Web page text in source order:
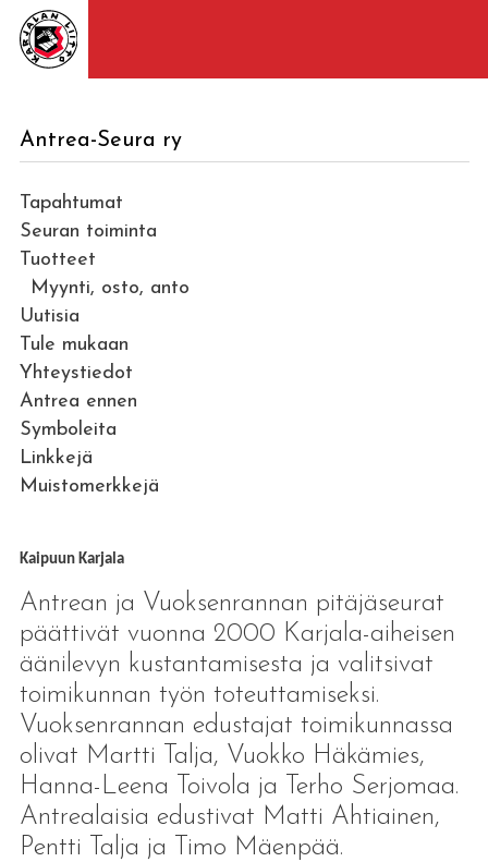
Antrea-Seura ry
Tapahtumat
Seuran toiminta
Tuotteet
Myynti, osto, anto
Uutisia
Tule mukaan
Yhteystiedot
Antrea ennen
Symboleita
Linkkejä
Muistomerkkejä
Kaipuun Karjala
Antrean ja Vuoksenrannan pitäjäseurat
päättivät vuonna 2000 Karjala-aiheisen
äänilevyn kustantamisesta ja valitsivat
toimikunnan työn toteuttamiseksi.
Vuoksenrannan edustajat toimikunnassa
olivat Martti Talja, Vuokko Häkämies,
Hanna-Leena Toivola ja Terho Serjomaa.
Antrealaisia edustivat Matti Ahtiainen,
Pentti Talja ja Timo Mäenpää.